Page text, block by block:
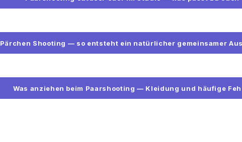
Pärchen Shooting — so entsteht ein natürlicher gemeinsamer
Was anziehen beim Paarshooting — Kleidung und häufige